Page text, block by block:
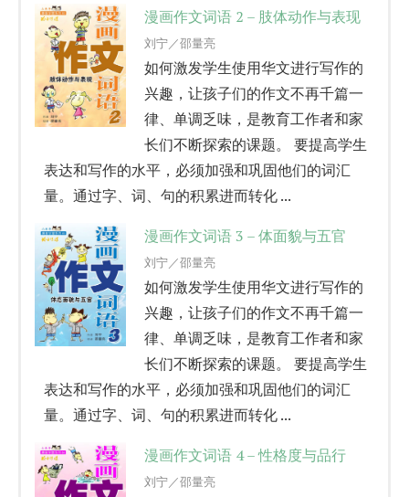
漫画作文词语 2 – 肢体动作与表现
刘宁／邵量亮
如何激发学生使用华文进行写作的
兴趣，让孩子们的作文不再千篇一
律、单调乏味，是教育工作者和家
长们不断探索的课题。 要提高学生
表达和写作的水平，必须加强和巩固他们的词汇
量。通过字、词、句的积累进而转化 ...
漫画作文词语 3 – 体面貌与五官
刘宁／邵量亮
如何激发学生使用华文进行写作的
兴趣，让孩子们的作文不再千篇一
律、单调乏味，是教育工作者和家
长们不断探索的课题。 要提高学生
表达和写作的水平，必须加强和巩固他们的词汇
量。通过字、词、句的积累进而转化 ...
漫画作文词语 4 – 性格度与品行
刘宁／邵量亮